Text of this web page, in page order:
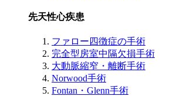
先天性心疾患
ファロー四徴症の手術
完全型房室中隔欠損手術
大動脈縮窄・離断手術
Norwood手術
Fontan・Glenn手術